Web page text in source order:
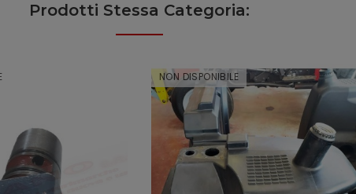
Prodotti Stessa Categoria:
NON DISPONIBILE